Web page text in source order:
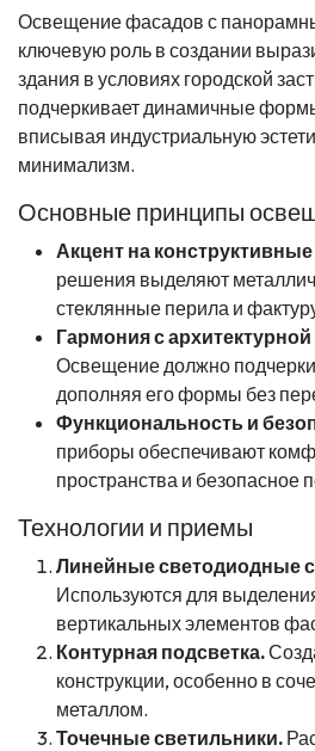
Освещение фасадов с
ключевую роль в создании
здания в условиях городской
подчеркивает динамичные
вписывая индустриальную
минимализм.
Основные принципы
Акцент на
решения выделяют
стеклянные перила и
Гармония с
Освещение должно
дополняя его формы без
Функциональность и
приборы обеспечивают
пространства и безопасное
Технологии и приемы
Линейные светодиодные
Используются для
вертикальных элементов
Контурная подсветка.
конструкции, особенно в
металлом.
Точечные светильники.